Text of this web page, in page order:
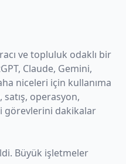
ve topluluk odaklı bir
Claude, Gemini,
niceleri için kullanıma
operasyon,
görevlerini dakikalar
Büyük işletmeler